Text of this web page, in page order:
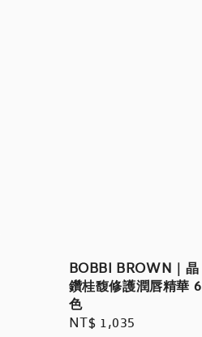
BOBBI BROWN｜晶
鑽桂馥修護潤唇精華 6
色
Regular
NT$ 1,035